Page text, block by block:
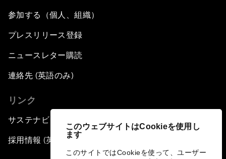
このウェブサイトはCookieを使用し
ます
このサイトではCookieを使って、ユーザー
参加する（個人、組織）
プレスリリース登録
ニュースレター購読
連絡先 (英語のみ)
リンク
サステナビリティへの取り組み
採用情報 (英語のみ)